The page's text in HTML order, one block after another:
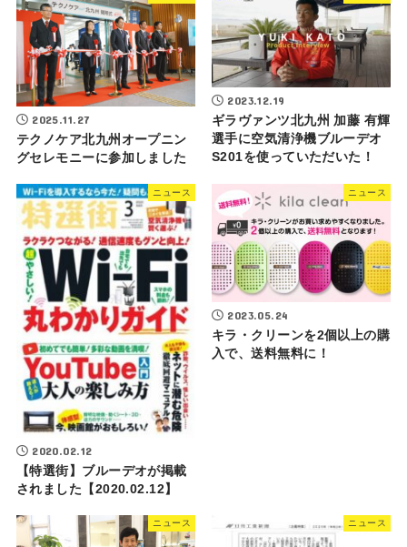
2025.11.27
テクノケア北九州オープニン
グセレモニーに参加しました
2023.12.19
ギラヴァンツ北九州 加藤 有輝
選手に空気清浄機ブルーデオ
S201を使っていただいた！
ニュース
2020.02.12
【特選街】ブルーデオが掲載
されました【2020.02.12】
ニュース
2023.05.24
キラ・クリーンを2個以上の購
入で、送料無料に！
ニュース ニュース